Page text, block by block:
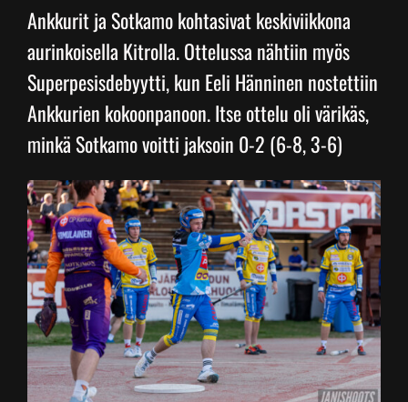
Junnupesis
Fanituotteet
Info
Yhteystiedot
Ankkurit ja Sotkamo kohtasivat keskiviikkona
aurinkoisella Kitrolla. Ottelussa nähtiin myös
Superpesisdebyytti, kun Eeli Hänninen nostettiin
Ankkurien kokoonpanoon. Itse ottelu oli värikäs,
minkä Sotkamo voitti jaksoin 0-2 (6-8, 3-6)